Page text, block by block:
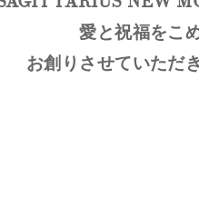
愛と祝福をこ
お創りさせていただ